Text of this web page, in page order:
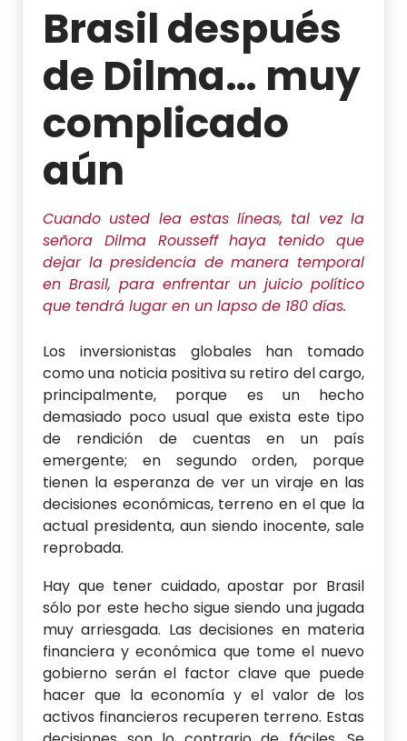
Brasil después
de Dilma… muy
complicado
aún
Cuando usted lea estas líneas, tal vez la
señora Dilma Rousseff haya tenido que
dejar la presidencia de manera temporal
en Brasil, para enfrentar un juicio político
que tendrá lugar en un lapso de 180 días.
Los inversionistas globales han tomado
como una noticia positiva su retiro del cargo,
principalmente, porque es un hecho
demasiado poco usual que exista este tipo
de rendición de cuentas en un país
emergente; en segundo orden, porque
tienen la esperanza de ver un viraje en las
decisiones económicas, terreno en el que la
actual presidenta, aun siendo inocente, sale
reprobada.
Hay que tener cuidado, apostar por Brasil
sólo por este hecho sigue siendo una jugada
muy arriesgada. Las decisiones en materia
financiera y económica que tome el nuevo
gobierno serán el factor clave que puede
hacer que la economía y el valor de los
activos financieros recuperen terreno. Estas